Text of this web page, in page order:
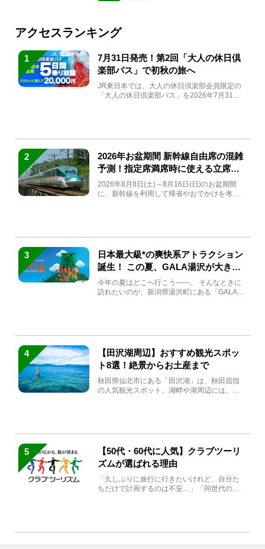
アクセスランキング
1
7月31日発売！第2回「大人の休日倶
楽部パス」で初秋の旅へ
JR東日本では、大人の休日倶楽部会員限定の
「大人の休日倶楽部パス」を2026年7月31日
2
2026年お盆期間 新幹線自由席の混雑
予測！指定席満席時に使える立席特
急券も解説
2026年8月8日(土)～8月16日(日)のお盆期間
に、新幹線を利用して帰省やおでかけを考え
3
日本最大級*の爽快系アトラクション
誕生！ この夏、GALA湯沢が大きく
生まれ変わる
今年の夏はどこへ行こう――。 そんなときに
訪れたいのが、新潟県湯沢町にある「GALA湯
4
【田沢湖周辺】おすすめ観光スポッ
ト8選！絶景からお土産まで
秋田県仙北市にある「田沢湖」は、秋田屈指
の人気観光スポット。湖畔や湖周辺には、田
5
【50代・60代に人気】クラブツーリ
ズムが選ばれる理由
「久しぶりに旅行に行きたいけれど、自分た
ちだけで計画するのは不安…」「同世代の方